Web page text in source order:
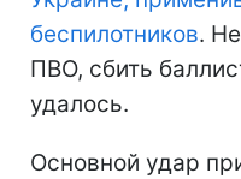
беспилотников.
ПВО, сбить
удалось.
Основной удар